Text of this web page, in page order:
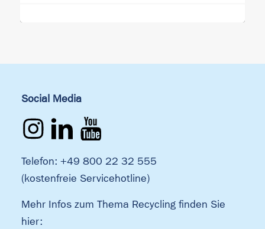
Social Media
Telefon: +49 800 22 32 555
(kostenfreie Servicehotline)
Mehr Infos zum Thema Recycling finden Sie
hier: